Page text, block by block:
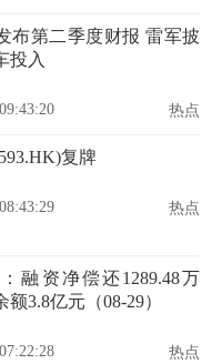
布第二季度财报 雷军披
投入
热点
复牌
热点
融资净偿还1289.48万
额3.8亿元（08-29）
热点